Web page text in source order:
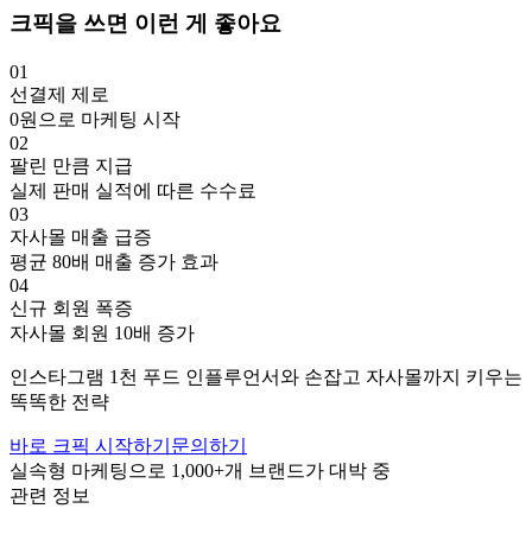
크픽을 쓰면 이런 게 좋아요
01
선결제 제로
0원으로 마케팅 시작
02
팔린 만큼 지급
실제 판매 실적에 따른 수수료
03
자사몰 매출 급증
평균 80배 매출 증가 효과
04
신규 회원 폭증
자사몰 회원 10배 증가
인스타그램 1천 푸드 인플루언서와 손잡고 자사몰까지 키우는
똑똑한 전략
바로 크픽 시작하기 문의하기
실속형 마케팅으로 1,000+개 브랜드가 대박 중
관련 정보